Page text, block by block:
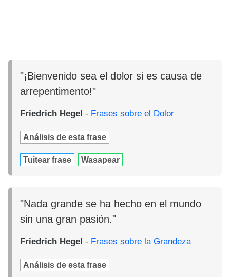
"¡Bienvenido sea el dolor si es causa de
arrepentimento!"
Friedrich Hegel - Frases sobre el Dolor
Análisis de esta frase
Tuitear frase Wasapear
"Nada grande se ha hecho en el mundo
sin una gran pasión."
Friedrich Hegel - Frases sobre la Grandeza
Análisis de esta frase